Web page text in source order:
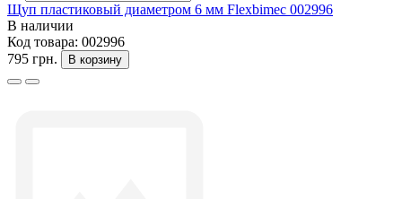
Щуп пластиковый диаметром 6 мм Flexbimec 002996
В наличии
Код товара: 002996
795 грн.
В корзину